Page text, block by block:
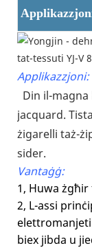
Applikazzjoni:
Din il-
jacquard.
żigarelli taż-
sider.
Vantaġġ:
1, Huwa
2, L-assi
biex jibda u